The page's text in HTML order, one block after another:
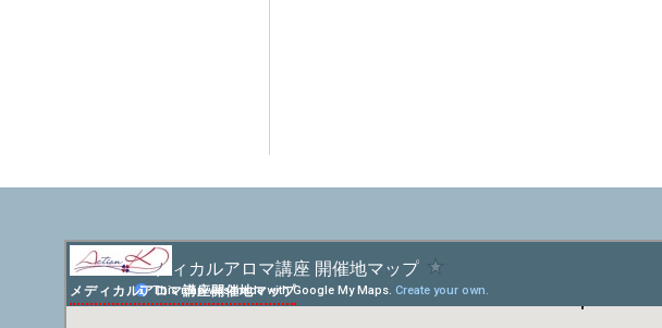
メディカルアロマ講座開催地マップ